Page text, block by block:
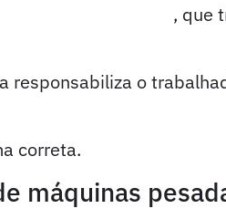
, que
o
correta.
máquinas